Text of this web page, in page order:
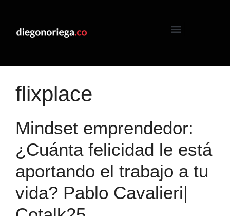
flixplace
Mindset emprendedor:
¿Cuánta felicidad le está
aportando el trabajo a tu
vida? Pablo Cavalieri|